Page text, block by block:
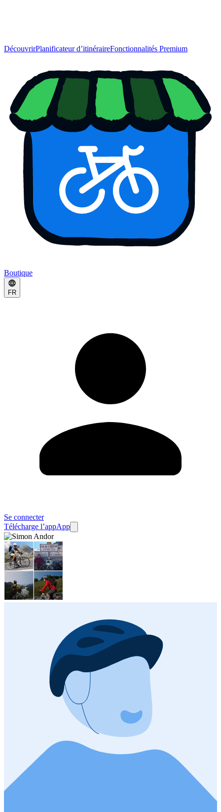
DécouvrirPlanificateur d’itinéraireFonctionnalités Premium
Boutique
FR
Se connecter
Télécharge l’appApp